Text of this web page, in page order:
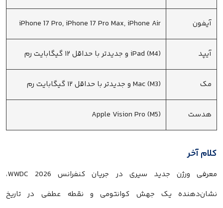
آیفون iPhone 17 Pro, iPhone 17 Pro Max, iPhone Air
آیپد iPad (M4) و جدیدتر با حداقل ۱۲ گیگابایت رم
مک Mac (M3) و جدیدتر با حداقل ۱۲ گیگابایت رم
هدست Apple Vision Pro (M5)
کلام آخر
معرفی ورژن جدید سیری در جریان کنفرانس WWDC 2026،
نشان‌دهنده یک جهش کوانتومی و نقطه عطفی در تاریخ